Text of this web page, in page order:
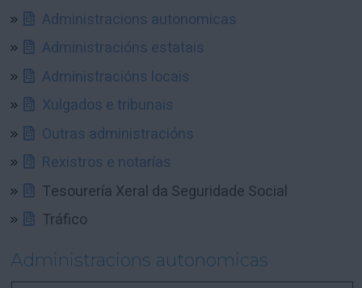
Administracions autonomicas
Administracións estatais
Administracións locais
Xulgados e tribunais
Outras administracións
Rexistros e notarías
Tesourería Xeral da Seguridade Social
Tráfico
Administracions autonomicas